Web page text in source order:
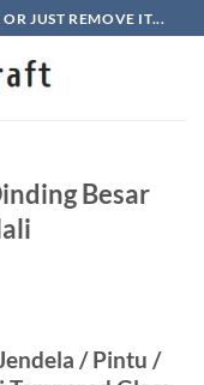
JUST REMOVE IT...
Besar
/ Pintu /